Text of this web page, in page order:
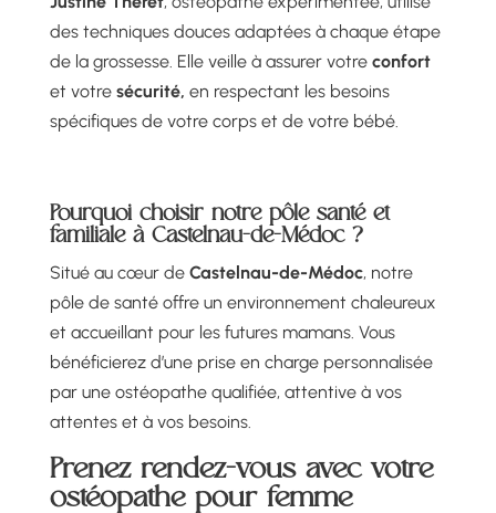
des techniques douces adaptées à chaque étape
de la grossesse. Elle veille à assurer votre confort
et votre sécurité, en respectant les besoins
spécifiques de votre corps et de votre bébé.
Pourquoi choisir notre pôle santé et
familiale à Castelnau-de-Médoc ?
Situé au cœur de Castelnau-de-Médoc, notre
pôle de santé offre un environnement chaleureux
et accueillant pour les futures mamans. Vous
bénéficierez d’une prise en charge personnalisée
par une ostéopathe qualifiée, attentive à vos
attentes et à vos besoins.
Prenez rendez-vous avec votre
ostéopathe pour femme